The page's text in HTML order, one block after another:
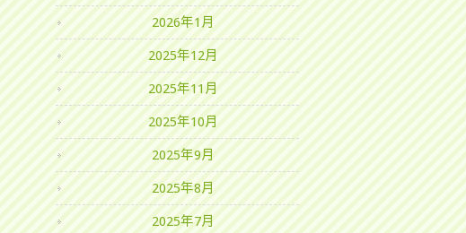
2026年1月
2025年12月
2025年11月
2025年10月
2025年9月
2025年8月
2025年7月